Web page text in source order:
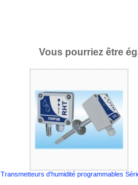
Vous pourriez être
Transmetteurs d'humidité programmables